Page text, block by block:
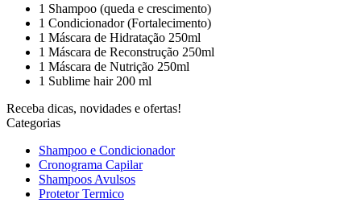
1 Shampoo (queda e crescimento)
1 Condicionador (Fortalecimento)
1 Máscara de Hidratação 250ml
1 Máscara de Reconstrução 250ml
1 Máscara de Nutrição 250ml
1 Sublime hair 200 ml
Receba dicas, novidades e ofertas!
Categorias
Shampoo e Condicionador
Cronograma Capilar
Shampoos Avulsos
Protetor Termico